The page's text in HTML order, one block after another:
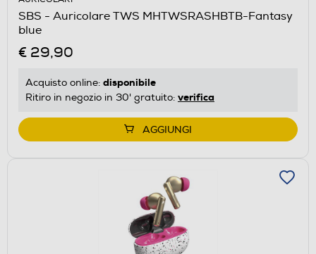
SBS - Auricolare TWS MHTWSRASHBTB-Fantasy
blue
€ 29,90
Acquisto online: disponibile
Ritiro in negozio in 30' gratuito: verifica
AGGIUNGI